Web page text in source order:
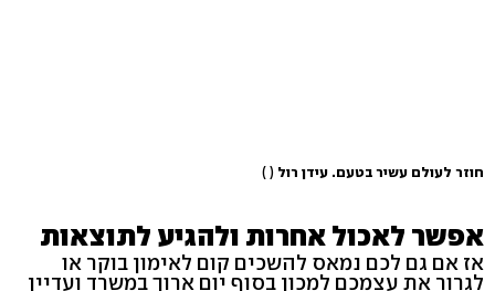
חוזר לעולם עשיר בטעם. עידן רול ( )
אפשר לאכול אחרות ולהגיע לתוצאות
אז אם גם לכם נמאס להשכים קום לאימון בוקר או
לגרור את עצמכם למכון בסוף יום ארוך במשרד ועדיין